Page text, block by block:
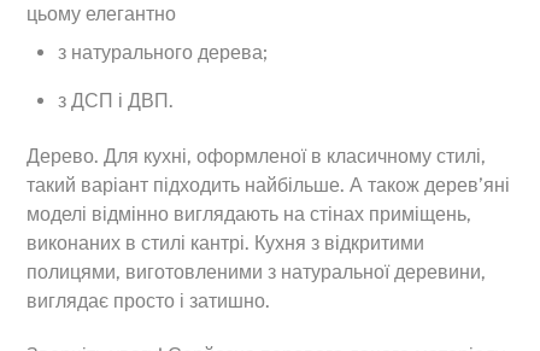
цьому елегантно
з натурального дерева;
з ДСП і ДВП.
Дерево. Для кухні, оформленої в класичному стилі,
такий варіант підходить найбільше. А також дерев’яні
моделі відмінно виглядають на стінах приміщень,
виконаних в стилі кантрі. Кухня з відкритими
полицями, виготовленими з натуральної деревини,
виглядає просто і затишно.